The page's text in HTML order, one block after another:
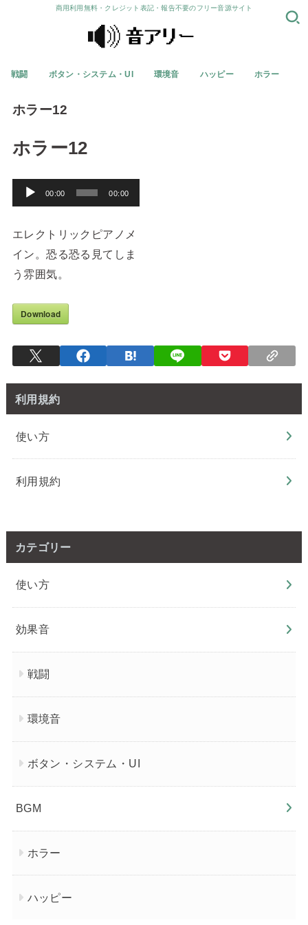
商用利用無料・クレジット表記・報告不要のフリー音源サイト
戦闘 ボタン・システム・UI 環境音 ハッピー ホラー
ホラー12
ホラー12
声
レ
ー
ー
00:00 00:00
エレクトリックピアノメ
イン。恐る恐る見てしま
う雰囲気。
Download
利用規約
使い方
利用規約
カテゴリー
使い方
効果音
戦闘
環境音
ボタン・システム・UI
BGM
ホラー
ハッピー